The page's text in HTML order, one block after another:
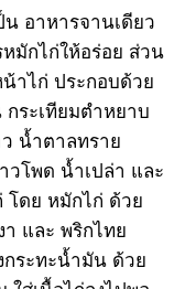
อาหารจานเดียว
มักไก่ให้อร่อย ส่วน
าไก่ ประกอบด้วย
ระเทียมตำหยาบ
น้ำตาลทราย
โพด น้ำเปล่า และ
โดย หมักไก่ ด้วย
และ พริกไทย
ระทะน้ำมัน ด้วย